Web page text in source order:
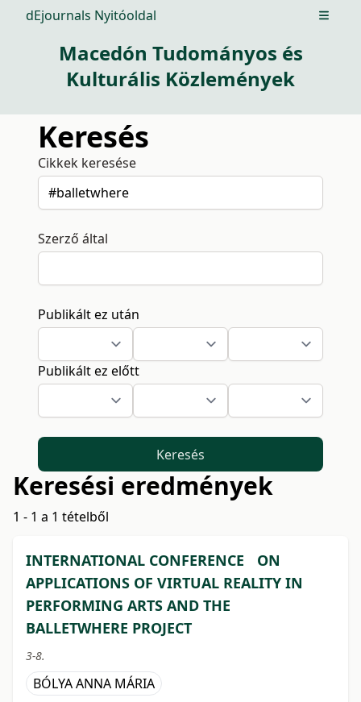
dEjournals Nyitóoldal Open
Macedón Tudományos és
Kulturális Közlemények
Keresés
Cikkek keresése
Szerző által
Publikált ez után
Publikált ez előtt
Keresés
Keresési eredmények
1 - 1 a 1 tételből
INTERNATIONAL CONFERENCE ON
APPLICATIONS OF VIRTUAL REALITY IN
PERFORMING ARTS AND THE
BALLETWHERE PROJECT
3-8.
BÓLYA ANNA MÁRIA